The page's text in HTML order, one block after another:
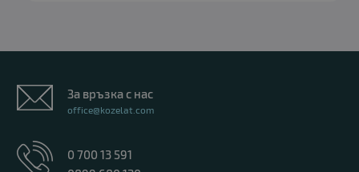
За връзка с нас
office@kozelat.com
0 700 13 591